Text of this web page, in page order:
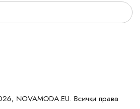
NOVAMODA.EU. Всички права